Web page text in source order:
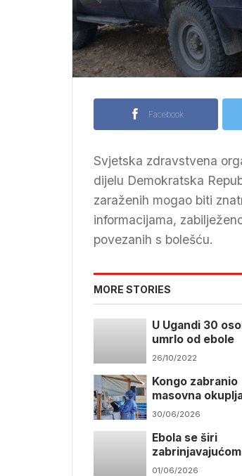
Facebook
Svjetska zdravstvena
dijelu Demokratska
zaraženih mogao biti
informacijama,
povezanih s bolešću.
MORE STORIES
U Ugandi 30
umrlo od ebole
26/10/2022
Kongo zabranio
masovna
zbog širenja
30/06/2026
Ebola se širi
zabrinjavajućom
brzinom
01/06/2026